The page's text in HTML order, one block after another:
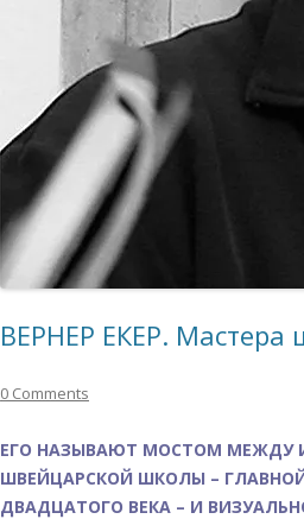
ВЕРНЕР ЕКЕР. Мастера
0 Comments
ЕГО НАЗЫВАЮТ МОСТОМ МЕЖДУ
ШВЕЙЦАРСКОЙ ШКОЛЫ –
ДВАДЦАТОГО ВЕКА – И